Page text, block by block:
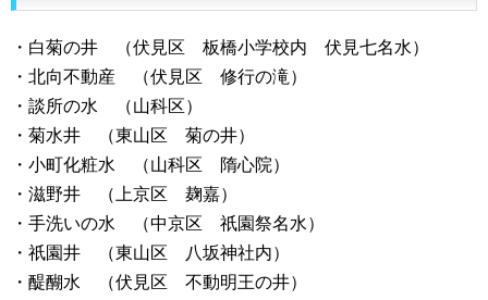
・白菊の井 （伏見区 板橋小学校内 伏見七名水）
・北向不動産 （伏見区 修行の滝）
・談所の水 （山科区）
・菊水井 （東山区 菊の井）
・小町化粧水 （山科区 隋心院）
・滋野井 （上京区 麹嘉）
・手洗いの水 （中京区 祇園祭名水）
・祇園井 （東山区 八坂神社内）
・醍醐水 （伏見区 不動明王の井）